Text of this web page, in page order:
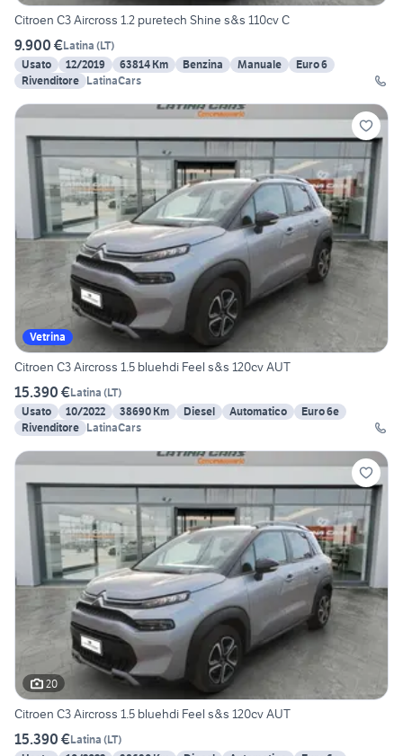
Citroen C3 Aircross 1.2 puretech Shine s&s 110cv C
9.900 €Latina (LT)
Usato
12/2019 63814 Km Benzina Manuale
Euro 6
Rivenditore LatinaCars
Vetrina
Citroen C3 Aircross 1.5 bluehdi Feel s&s 120cv AUT
15.390 €Latina (LT)
Usato
10/2022 38690 Km Diesel Automatico
Euro 6e
Rivenditore LatinaCars
20
Citroen C3 Aircross 1.5 bluehdi Feel s&s 120cv AUT
15.390 €Latina (LT)